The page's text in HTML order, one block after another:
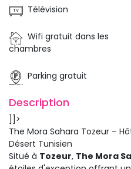
Télévision
Wifi gratuit dans les
chambres
Parking gratuit
Description
]]>
The Mora Sahara Tozeur –
Désert Tunisien
Situé à Tozeur, The Mora